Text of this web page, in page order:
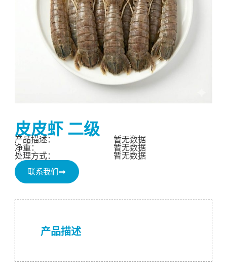
皮皮虾 二级
产品描述：
暂无数据
净重：
暂无数据
处理方式：
暂无数据
联系我们
产品描述